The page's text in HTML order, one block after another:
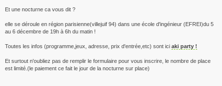
Et une nocturne ca vous dit ?
elle se déroule en région parisienne(villejuif 94) dans une école d'ingénieur (EFREI)du 5
au 6 décembre de 19h à 6h du matin !
Toutes les infos (programme,jeux, adresse, prix d'entrée,etc) sont ici aki party !
Et surtout n'oubliez pas de remplir le formulaire pour vous inscrire, le nombre de place
est limité.(le paiement ce fait le jour de la nocturne sur place)